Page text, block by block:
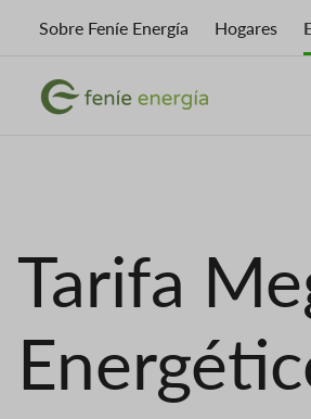
content
Sobre Feníe Energía Hogares
ImagenImagen
Tarifa